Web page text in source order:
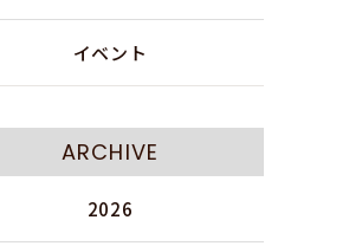
イベント
ARCHIVE
2026